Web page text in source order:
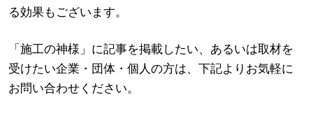
る効果もございます。
「施工の神様」に記事を掲載したい、あるいは取材を
受けたい企業・団体・個人の方は、下記よりお気軽に
お問い合わせください。